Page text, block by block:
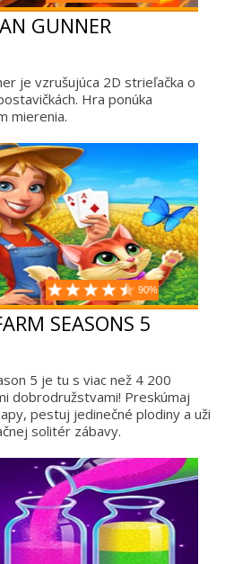
GUNNER
je vzrušujúca 2D strieľačka o
Hra ponúka
mierenia.
90%
SEASONS 5
5 je tu s viac než 4 200
dobrodružstvami! Preskúmaj
pestuj jedinečné plodiny a uži
solitér zábavy.